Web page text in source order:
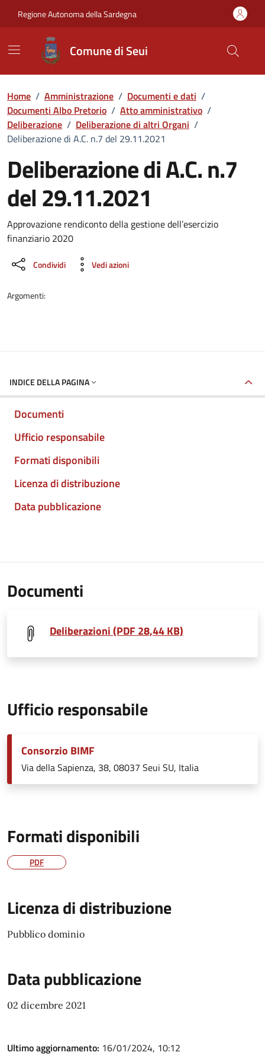
Regione Autonoma della Sardegna
Comune di Seui
Home / Amministrazione / Documenti e dati /
Documenti Albo Pretorio / Atto amministrativo /
Deliberazione / Deliberazione di altri Organi /
Deliberazione di A.C. n.7 del 29.11.2021
Deliberazione di A.C. n.7
del 29.11.2021
Dettaglio del documento
Approvazione rendiconto della gestione dell’esercizio
finanziario 2020
Condividi Vedi azioni
Argomenti:
INDICE DELLA PAGINA
Documenti
Ufficio responsabile
Formati disponibili
Licenza di distribuzione
Data pubblicazione
Documenti
Deliberazioni (PDF 28,44 KB)
Ufficio responsabile
Consorzio BIMF
Via della Sapienza, 38, 08037 Seui SU, Italia
Formati disponibili
PDF
Licenza di distribuzione
Pubblico dominio
Data pubblicazione
02 dicembre 2021
Ultimo aggiornamento: 16/01/2024, 10:12